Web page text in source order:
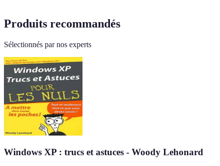
Produits recommandés
Sélectionnés par nos experts
Windows XP : trucs et astuces - Woody Lehonard